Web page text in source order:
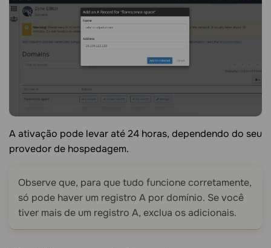
A ativação pode levar até 24 horas, dependendo do seu
provedor de hospedagem.
Observe que, para que tudo funcione corretamente,
só pode haver um registro A por domínio. Se você
tiver mais de um registro A, exclua os adicionais.